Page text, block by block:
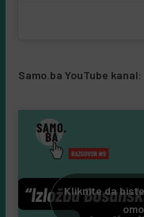
Samo.ba YouTube kanal:
Kliknite da